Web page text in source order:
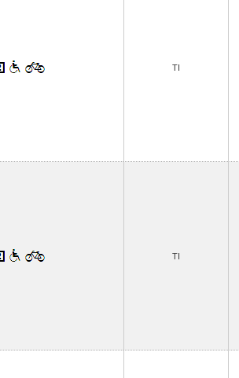
TI
TI